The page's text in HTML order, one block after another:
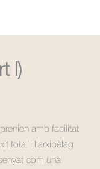
I)
amb facilitat
total i l’arxipèlag
com una